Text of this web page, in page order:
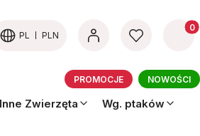
PL PLN
PROMOCJE NOWOŚCI
Inne Zwierzęta Wg. ptaków